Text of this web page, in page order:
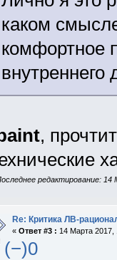
каком
комфортное
,
редактирование:
Re: Критика ЛВ-
« Ответ #3 : 14 Марта 2017,
(−)0